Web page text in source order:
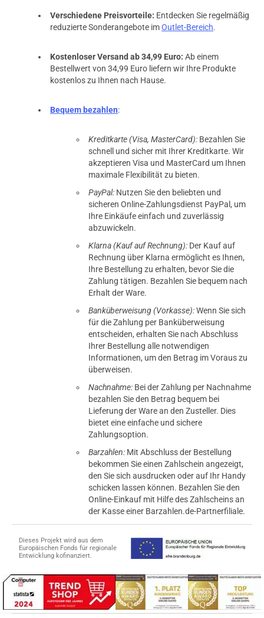
Verschiedene Preisvorteile: Entdecken Sie regelmäßig
reduzierte Sonderangebote imOutlet-Bereich.
Kostenloser Versand ab 34,99 Euro: Ab einem
Bestellwert von 34,99 Euro liefern wir Ihre Produkte
kostenlos zu Ihnen nach Hause.
Bequem bezahlen:
Kreditkarte (Visa, MasterCard): Bezahlen Sie
schnell und sicher mit Ihrer Kreditkarte. Wir
akzeptieren Visa und MasterCard um Ihnen
maximale Flexibilität zu bieten.
PayPal: Nutzen Sie den beliebten und
sicheren Online-Zahlungsdienst PayPal, um
Ihre Einkäufe einfach und zuverlässig
abzuwickeln.
Klarna (Kauf auf Rechnung): Der Kauf auf
Rechnung über Klarna ermöglicht es Ihnen,
Ihre Bestellung zu erhalten, bevor Sie die
Zahlung tätigen. Bezahlen Sie bequem nach
Erhalt der Ware.
Banküberweisung (Vorkasse):Wenn Sie sich
für die Zahlung per Banküberweisung
entscheiden, erhalten Sie nach Abschluss
Ihrer Bestellung alle notwendigen
Informationen, um den Betrag im Voraus zu
überweisen.
Nachnahme: Bei der Zahlung per Nachnahme
bezahlen Sie den Betrag bequem bei
Lieferung der Ware an den Zusteller. Dies
bietet eine einfache und sichere
Zahlungsoption.
Barzahlen: Mit Abschluss der Bestellung
bekommen Sie einen Zahlschein angezeigt,
den Sie sich ausdrucken oder auf Ihr Handy
schicken lassen können. Bezahlen Sie den
Online-Einkauf mit Hilfe des Zahlscheins an
der Kasse einer Barzahlen.de-Partnerfiliale.
Dieses Projekt wird aus dem
Europäischen Fonds für regionale
Entwicklung kofinanziert.